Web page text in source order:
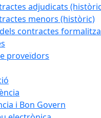
adjudicats
menors (històric)
contractes
proveïdors
i Bon Govern